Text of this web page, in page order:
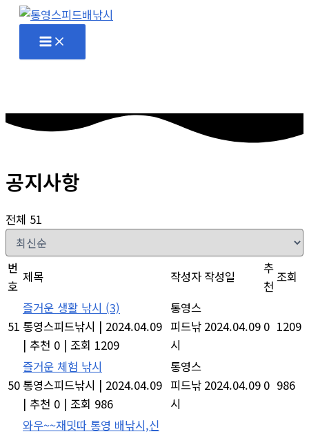
뛰
공지사항
전체 51
번
호
제목 작성자 작성일
추
천
조회
51
즐거운 생활 낚시 (3)
통영스피드낚시 | 2024.04.09
| 추천 0 | 조회 1209
통영스
피드낚
시
2024.04.09 0 1209
50
즐거운 체험 낚시
통영스피드낚시 | 2024.04.09
| 추천 0 | 조회 986
통영스
피드낚
시
2024.04.09 0 986
와우~~재밋따 통영 배낚시,신